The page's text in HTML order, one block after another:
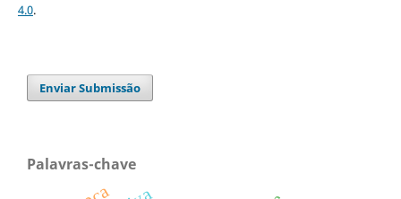
4.0.
Enviar Submissão
Palavras-chave